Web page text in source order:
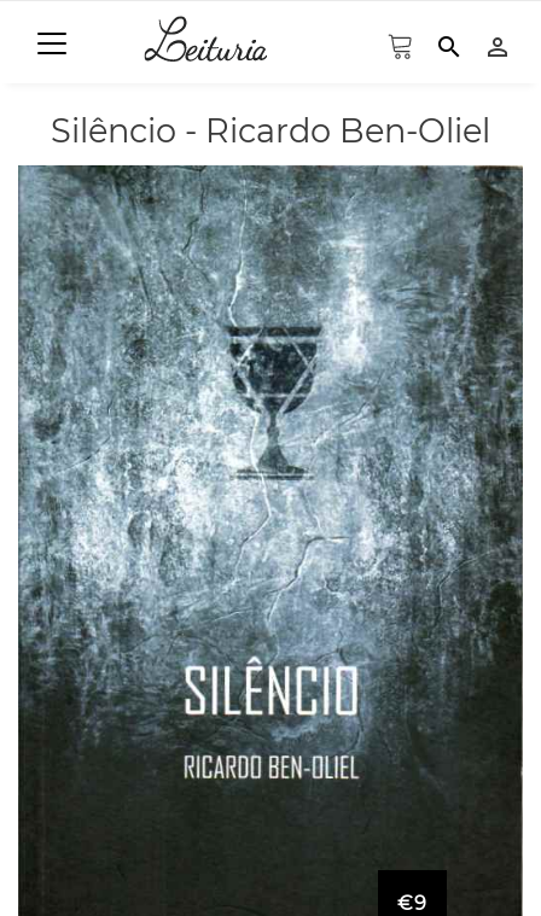
search person_outline
Silêncio - Ricardo Ben-Oliel
€9